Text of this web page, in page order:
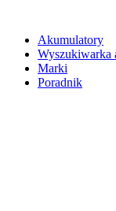
Akumulatory
Wyszukiwarka
Marki
Poradnik